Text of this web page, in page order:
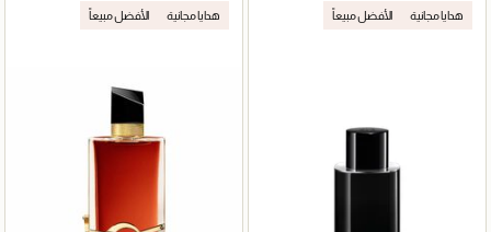
هدايا مجانية الأفضل مبيعاً هدايا مجانية الأفضل مبيعاً